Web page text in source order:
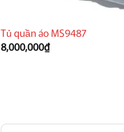
Tủ quần áo MS9487
8,000,000₫